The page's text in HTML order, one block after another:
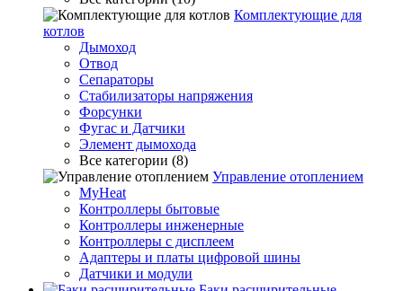
Комплектующие для
котлов
Дымоход
Отвод
Сепараторы
Стабилизаторы напряжения
Форсунки
Фугас и Датчики
Элемент дымохода
Все категории (8)
Управление отоплением
MyHeat
Контроллеры бытовые
Контроллеры инженерные
Контроллеры с дисплеем
Адаптеры и платы цифровой шины
Датчики и модули